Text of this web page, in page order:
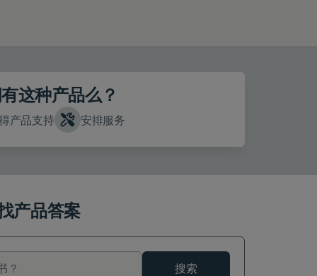
这种产品么？
产品支持 安排服务
产品答案
搜索